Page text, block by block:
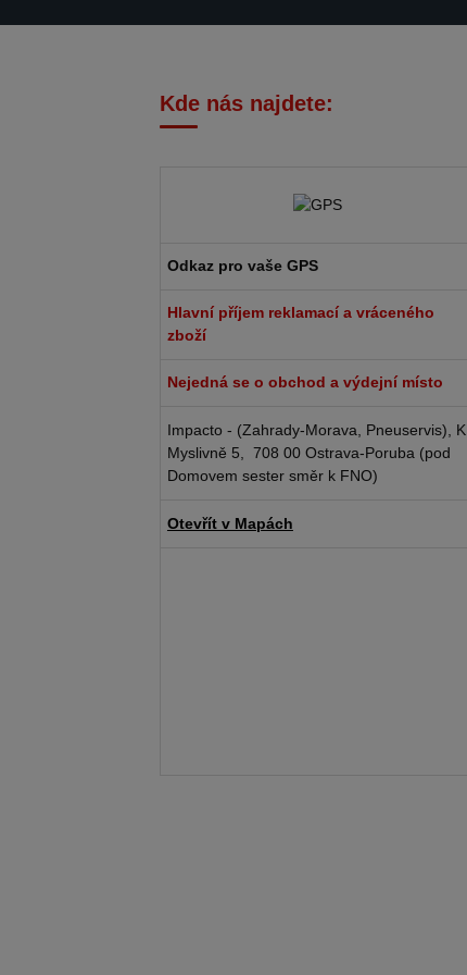
Kde nás najdete:
Odkaz pro vaše GPS
Hlavní příjem reklamací a vráceného
zboží
Nejedná se o obchod a výdejní místo
Impacto - (Zahrady-Morava, Pneuservis), K
Myslivně 5, 708 00 Ostrava-Poruba (pod
Domovem sester směr k FNO)
Otevřít v Mapách